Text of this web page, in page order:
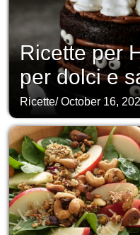
Ricette per
per dolci e
Ricette/October 16,